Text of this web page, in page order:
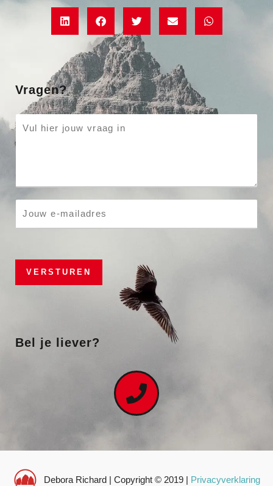
Vragen?
P
VERSTUREN
Bel je liever?
Debora Richard | Copyright © 2019 | Privacyverklaring